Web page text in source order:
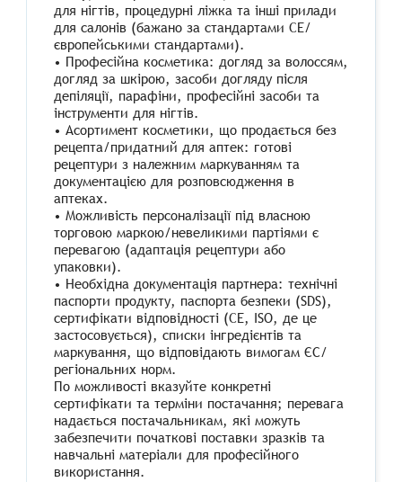
для нігтів, процедурні ліжка та інші прилади
для салонів (бажано за стандартами CE/
європейськими стандартами).
• Професійна косметика: догляд за волоссям,
догляд за шкірою, засоби догляду після
депіляції, парафіни, професійні засоби та
інструменти для нігтів.
• Асортимент косметики, що продається без
рецепта/придатний для аптек: готові
рецептури з належним маркуванням та
документацією для розповсюдження в
аптеках.
• Можливість персоналізації під власною
торговою маркою/невеликими партіями є
перевагою (адаптація рецептури або
упаковки).
• Необхідна документація партнера: технічні
паспорти продукту, паспорта безпеки (SDS),
сертифікати відповідності (CE, ISO, де це
застосовується), списки інгредієнтів та
маркування, що відповідають вимогам ЄС/
регіональних норм.
По можливості вказуйте конкретні
сертифікати та терміни постачання; перевага
надається постачальникам, які можуть
забезпечити початкові поставки зразків та
навчальні матеріали для професійного
використання.